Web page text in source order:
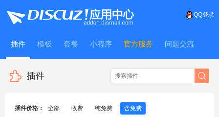
QQ登录
插件 模板 套餐 小程序 官方服务 问题交流
WitFrame
插件
插件价格： 全部 收费 纯免费 含免费